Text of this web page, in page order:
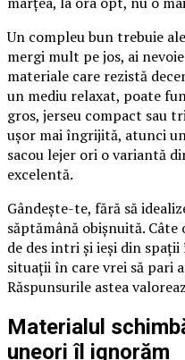
Un compleu bun trebuie
mergi mult pe jos, ai
materiale care rezistă
un mediu relaxat, poate
gros, jerseu compact sau
ușor mai îngrijită, atunci
sacou lejer ori o variantă
excelentă.
Gândește-te, fără să
săptămână obișnuită.
de des intri și ieși din
situații în care vrei să pari
Răspunsurile astea
Materialul
uneori îl ignorăm